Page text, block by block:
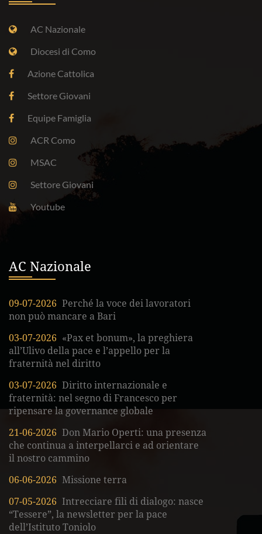
AC Nazionale
Diocesi di Como
Azione Cattolica
Settore Giovani
Equipe Famiglia
ACR Como
MSAC
Settore Giovani
Youtube
AC Nazionale
09-07-2026 Perché la voce dei lavoratori
non può mancare a Bari
03-07-2026 «Pax et bonum», la preghiera
all’Ulivo della pace e l’appello per la
fraternità nel diritto
03-07-2026 Diritto internazionale e
fraternità: nel segno di Francesco per
ripensare la governance globale
21-06-2026 Don Mario Operti: una presenza
che continua a interpellarci e ad orientare
il nostro cammino
06-06-2026 Missione terra
07-05-2026 Intrecciare fili di dialogo: nasce
“Tessere”, la newsletter per la pace
dell’Istituto Toniolo